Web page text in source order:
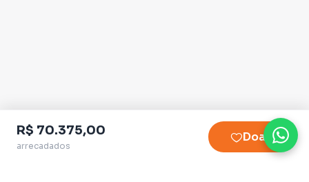
R$ 70.375,00
arrecadados
Doar